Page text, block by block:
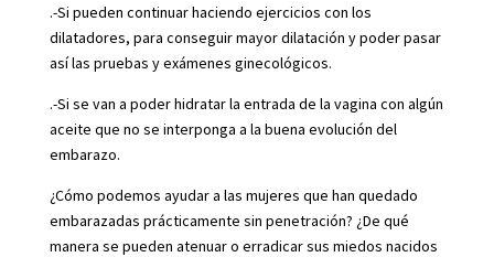
.-Si pueden continuar haciendo ejercicios con los
dilatadores, para conseguir mayor dilatación y poder pasar
así las pruebas y exámenes ginecológicos.
.-Si se van a poder hidratar la entrada de la vagina con algún
aceite que no se interponga a la buena evolución del
embarazo.
¿Cómo podemos ayudar a las mujeres que han quedado
embarazadas prácticamente sin penetración? ¿De qué
manera se pueden atenuar o erradicar sus miedos nacidos